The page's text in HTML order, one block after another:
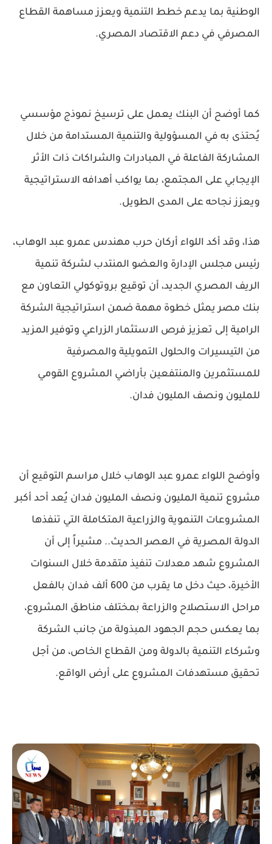
الوطنية بما يدعم خطط التنمية ويعزز مساهمة القطاع
المصرفي في دعم الاقتصاد المصري.
كما أوضح أن البنك يعمل على ترسيخ نموذج مؤسسي
يُحتذى به في المسؤولية والتنمية المستدامة من خلال
المشاركة الفاعلة في المبادرات والشراكات ذات الأثر
الإيجابي على المجتمع، بما يواكب أهدافه الاستراتيجية
ويعزز نجاحه على المدى الطويل.
هذا، وقد أكد اللواء أركان حرب مهندس عمرو عبد الوهاب،
رئيس مجلس الإدارة والعضو المنتدب لشركة تنمية
الريف المصري الجديد، أن توقيع بروتوكولي التعاون مع
بنك مصر يمثل خطوة مهمة ضمن استراتيجية الشركة
الرامية إلى تعزيز فرص الاستثمار الزراعي وتوفير المزيد
من التيسيرات والحلول التمويلية والمصرفية
للمستثمرين والمنتفعين بأراضي المشروع القومي
للمليون ونصف المليون فدان.
وأوضح اللواء عمرو عبد الوهاب خلال مراسم التوقيع أن
مشروع تنمية المليون ونصف المليون فدان يُعد أحد أكبر
المشروعات التنموية والزراعية المتكاملة التي تنفذها
الدولة المصرية في العصر الحديث.. مشيراً إلى أن
المشروع شهد معدلات تنفيذ متقدمة خلال السنوات
الأخيرة، حيث دخل ما يقرب من 600 ألف فدان بالفعل
مراحل الاستصلاح والزراعة بمختلف مناطق المشروع،
بما يعكس حجم الجهود المبذولة من جانب الشركة
وشركاء التنمية بالدولة ومن القطاع الخاص، من أجل
تحقيق مستهدفات المشروع على أرض الواقع.